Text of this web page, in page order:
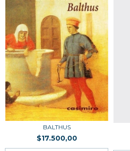
BALTHUS
$17.500,00